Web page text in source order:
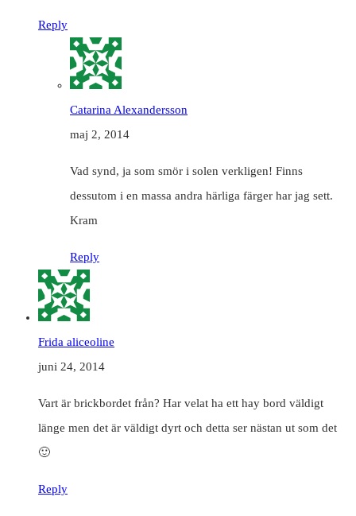
Reply
Catarina Alexandersson
maj 2, 2014
Vad synd, ja som smör i solen verkligen! Finns
dessutom i en massa andra härliga färger har jag sett.
Kram
Reply
Frida aliceoline
juni 24, 2014
Vart är brickbordet från? Har velat ha ett hay bord väldigt
länge men det är väldigt dyrt och detta ser nästan ut som det
🙂
Reply